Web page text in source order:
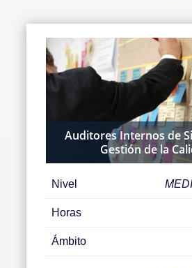
Auditores Internos de
Gestión de la
Nivel
Horas
Ámbito